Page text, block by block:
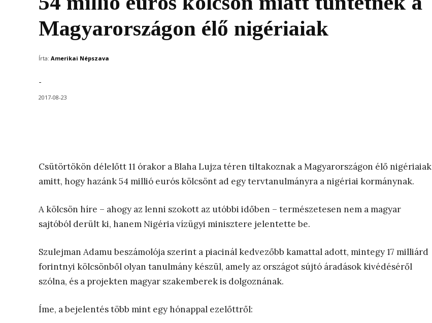
Magyarországon élő nigériaiak
Írta: Amerikai Népszava
-
2017-08-23
Csütörtökön délelőtt 11 órakor a Blaha Lujza téren tiltakoznak a Magyarországon élő nigériaiak
amitt, hogy hazánk 54 millió eurós kölcsönt ad egy tervtanulmányra a nigériai kormánynak.
A kölcsön híre – ahogy az lenni szokott az utóbbi időben – természetesen nem a magyar
sajtóból derült ki, hanem Nigéria vízügyi minisztere jelentette be.
Szulejman Adamu beszámolója szerint a piacinál kedvezőbb kamattal adott, mintegy 17 milliárd
forintnyi kölcsönből olyan tanulmány készül, amely az országot sújtó áradások kivédéséről
szólna, és a projekten magyar szakemberek is dolgoznának.
Íme, a bejelentés több mint egy hónappal ezelőttről: